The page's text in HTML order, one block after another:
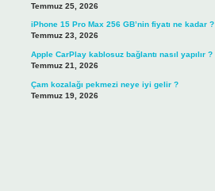
Temmuz 25, 2026
iPhone 15 Pro Max 256 GB’nin fiyatı ne kadar ?
Temmuz 23, 2026
Apple CarPlay kablosuz bağlantı nasıl yapılır ?
Temmuz 21, 2026
Çam kozalağı pekmezi neye iyi gelir ?
Temmuz 19, 2026